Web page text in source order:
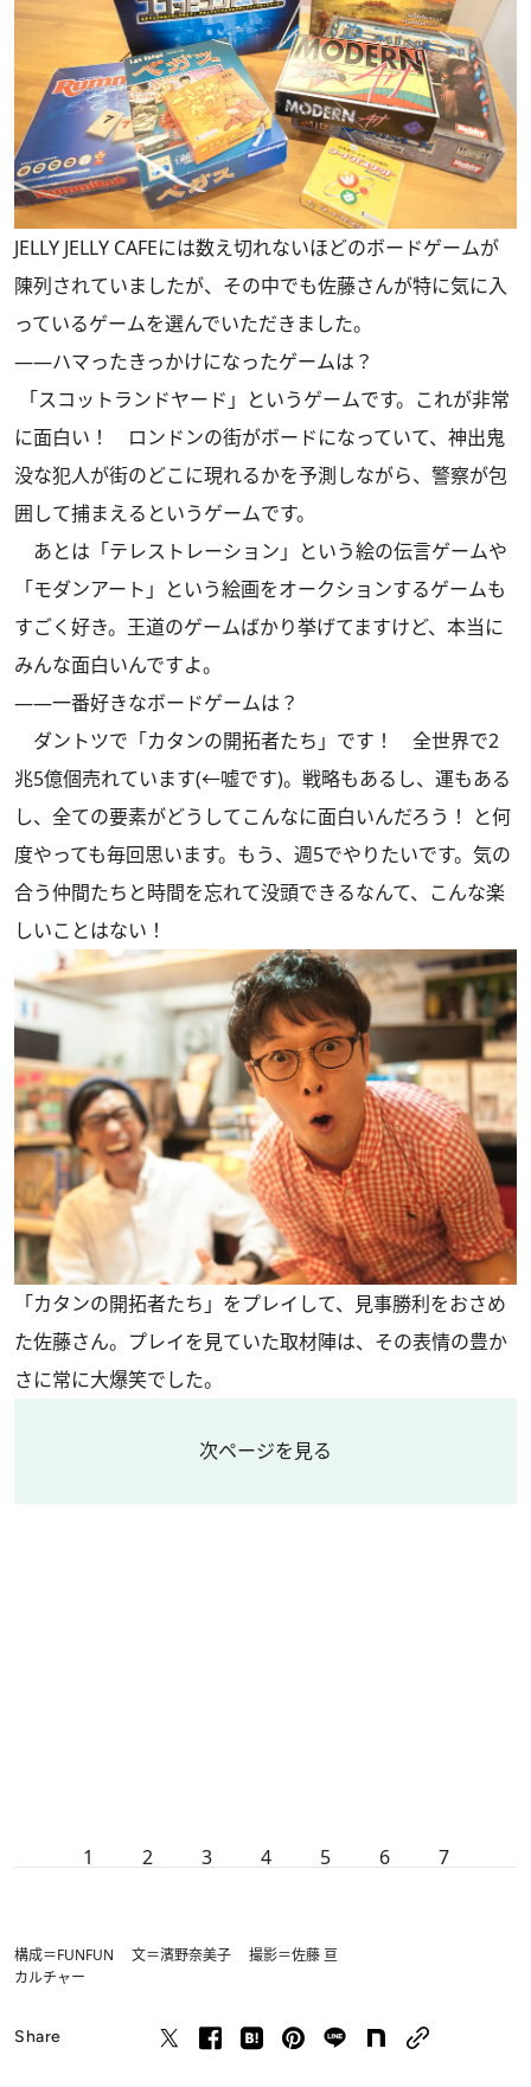
JELLY JELLY CAFEには数え切れないほどのボードゲームが
陳列されていましたが、その中でも佐藤さんが特に気に入
っているゲームを選んでいただきました。
――ハマったきっかけになったゲームは？
「スコットランドヤード」というゲームです。これが非常
に面白い！ ロンドンの街がボードになっていて、神出鬼
没な犯人が街のどこに現れるかを予測しながら、警察が包
囲して捕まえるというゲームです。
あとは「テレストレーション」という絵の伝言ゲームや
「モダンアート」という絵画をオークションするゲームも
すごく好き。王道のゲームばかり挙げてますけど、本当に
みんな面白いんですよ。
――一番好きなボードゲームは？
ダントツで「カタンの開拓者たち」です！ 全世界で2
兆5億個売れています(←嘘です)。戦略もあるし、運もある
し、全ての要素がどうしてこんなに面白いんだろう！ と何
度やっても毎回思います。もう、週5でやりたいです。気の
合う仲間たちと時間を忘れて没頭できるなんて、こんな楽
しいことはない！
「カタンの開拓者たち」をプレイして、見事勝利をおさめ
た佐藤さん。プレイを見ていた取材陣は、その表情の豊か
さに常に大爆笑でした。
次ページを見る
1 2 3 4 5 6 7
構成＝FUNFUN 文＝濱野奈美子 撮影＝佐藤 亘
カルチャー
Share